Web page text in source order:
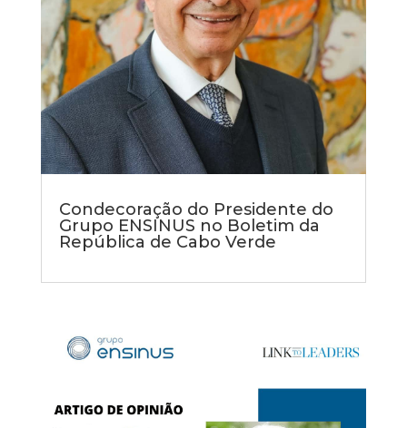
Condecoração do Presidente do
Grupo ENSINUS no Boletim da
República de Cabo Verde